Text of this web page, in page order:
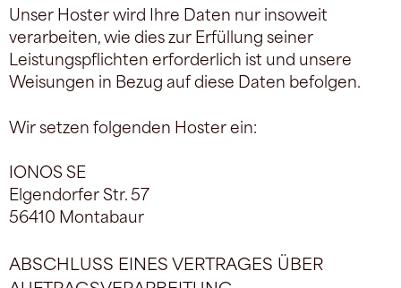
Unser Hoster wird Ihre Daten nur insoweit
verarbeiten, wie dies zur Erfüllung seiner
Leistungspflichten erforderlich ist und unsere
Weisungen in Bezug auf diese Daten befolgen.
Wir setzen folgenden Hoster ein:
IONOS SE
Elgendorfer Str. 57
56410 Montabaur
ABSCHLUSS EINES VERTRAGES ÜBER